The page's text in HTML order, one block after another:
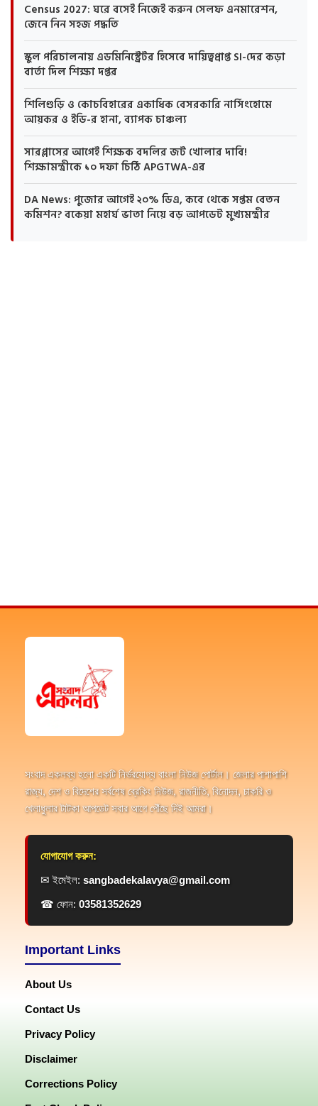
Census 2027: ঘরে বসেই নিজেই করুন সেলফ এনমারেশন,
জেনে নিন সহজ পদ্ধতি
স্কুল পরিচালনায় এডমিনিস্ট্রেটর হিসেবে দায়িত্বপ্রাপ্ত SI-দের কড়া
বার্তা দিল শিক্ষা দপ্তর
শিলিগুড়ি ও কোচবিহারের একাধিক বেসরকারি নার্সিংহোমে
আয়কর ও ইডি-র হানা, ব্যাপক চাঞ্চল্য
সারপ্লাসের আগেই শিক্ষক বদলির জট খোলার দাবি!
শিক্ষামন্ত্রীকে ১০ দফা চিঠি APGTWA-এর
DA News: পুজোর আগেই ২০% ডিএ, কবে থেকে সপ্তম বেতন
কমিশন? বকেয়া মহার্ঘ ভাতা নিয়ে বড় আপডেট মুখ্যমন্ত্রীর
সংবাদ একলব্য হলো একটি নির্ভরযোগ্য বাংলা নিউজ পোর্টাল। জেলার পাশাপাশি
রাজ্য, দেশ ও বিদেশের সর্বশেষ ব্রেকিং নিউজ, রাজনীতি, বিনোদন, চাকরি ও
খেলাধুলার টাটকা আপডেট সবার আগে পৌঁছে দিই আমরা।
যোগাযোগ করুন:
✉ ইমেইল: sangbadekalavya@gmail.com
☎ ফোন: 03581352629
Important Links
About Us
Contact Us
Privacy Policy
Disclaimer
Corrections Policy